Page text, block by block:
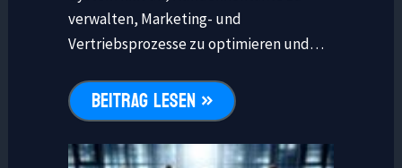
verwalten, Marketing- und
Vertriebsprozesse zu optimieren und…
BEITRAG LESEN »